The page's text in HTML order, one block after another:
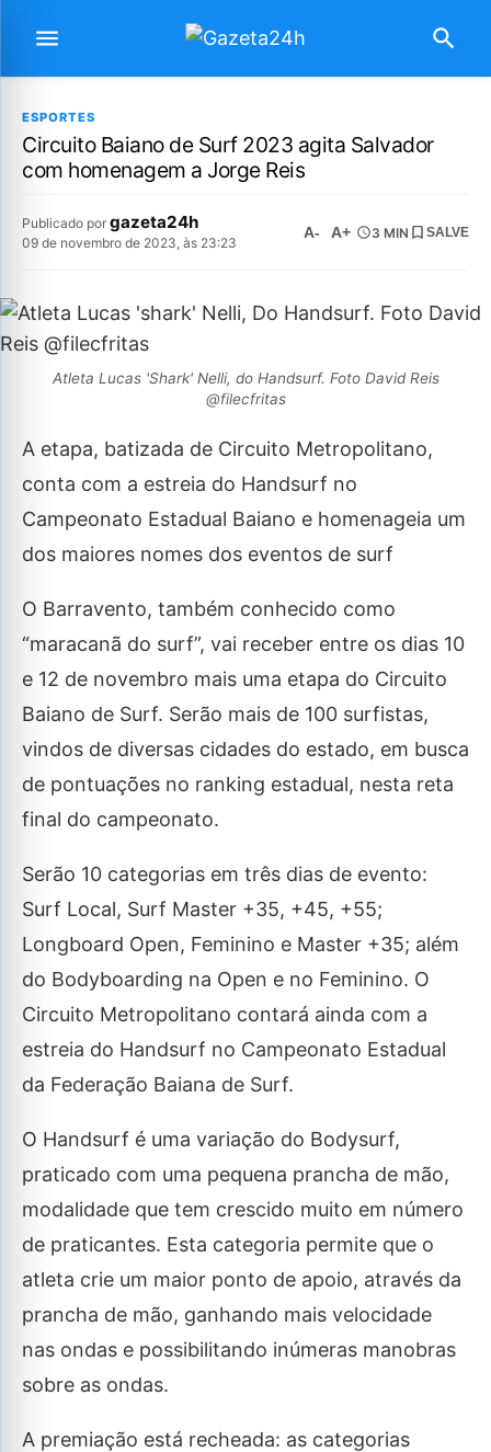
ESPORTES
Circuito Baiano de Surf 2023 agita Salvador
com homenagem a Jorge Reis
Publicado por gazeta24h
09 de novembro de 2023, às 23:23
A- A+ 3 MIN SALVE
Atleta Lucas 'Shark' Nelli, do Handsurf. Foto David Reis
@filecfritas
A etapa, batizada de Circuito Metropolitano,
conta com a estreia do Handsurf no
Campeonato Estadual Baiano e homenageia um
dos maiores nomes dos eventos de surf
O Barravento, também conhecido como
“maracanã do surf”, vai receber entre os dias 10
e 12 de novembro mais uma etapa do Circuito
Baiano de Surf. Serão mais de 100 surfistas,
vindos de diversas cidades do estado, em busca
de pontuações no ranking estadual, nesta reta
final do campeonato.
Serão 10 categorias em três dias de evento:
Surf Local, Surf Master +35, +45, +55;
Longboard Open, Feminino e Master +35; além
do Bodyboarding na Open e no Feminino. O
Circuito Metropolitano contará ainda com a
estreia do Handsurf no Campeonato Estadual
da Federação Baiana de Surf.
O Handsurf é uma variação do Bodysurf,
praticado com uma pequena prancha de mão,
modalidade que tem crescido muito em número
de praticantes. Esta categoria permite que o
atleta crie um maior ponto de apoio, através da
prancha de mão, ganhando mais velocidade
nas ondas e possibilitando inúmeras manobras
sobre as ondas.
A premiação está recheada: as categorias